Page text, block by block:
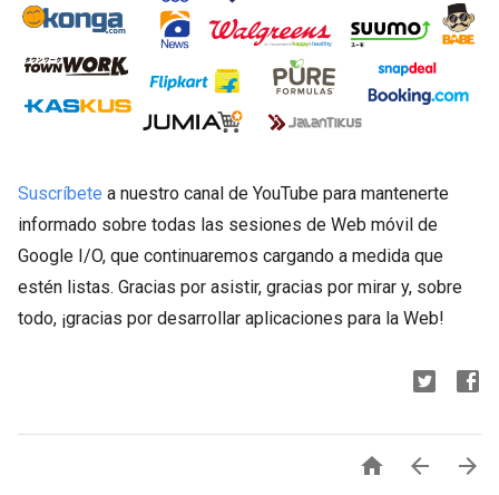
Suscríbete a nuestro canal de YouTube para mantenerte
informado sobre todas las sesiones de Web móvil de
Google I/O, que continuaremos cargando a medida que
estén listas. Gracias por asistir, gracias por mirar y, sobre
todo, ¡gracias por desarrollar aplicaciones para la Web!
  